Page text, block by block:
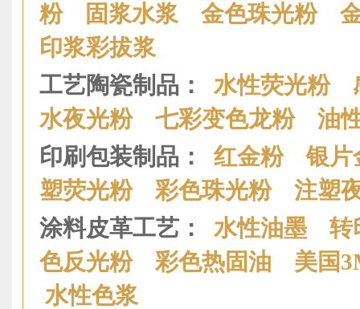
粉
固浆水浆 金色珠光粉
印浆彩拔浆
工艺陶瓷制品： 水性荧光粉
水夜光粉
七彩变色龙粉
油
印刷包装制品： 红金粉
银
塑荧光粉
彩色珠光粉
注塑
涂料皮革工艺： 水性油墨
转
色反光粉
彩色热固油
美国
水性色浆